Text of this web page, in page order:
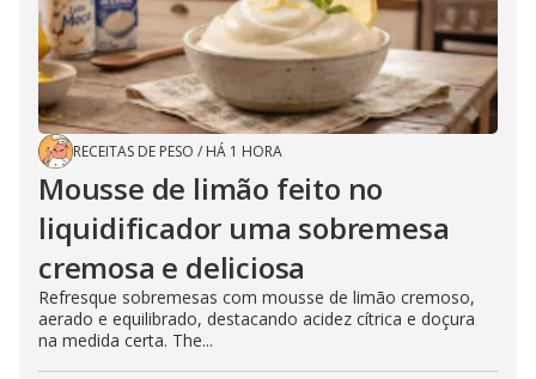
RECEITAS DE PESO / HÁ 1 HORA
Mousse de limão feito no
liquidificador uma sobremesa
cremosa e deliciosa
Refresque sobremesas com mousse de limão cremoso,
aerado e equilibrado, destacando acidez cítrica e doçura
na medida certa. The...